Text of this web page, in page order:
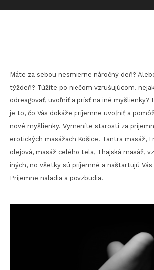
Máte za sebou nesmierne náročný deň?
týždeň? Túžite po niečom vzrušujúcom,
odreagovať, uvoľniť a prísť na iné myšlienky?
je to, čo Vás dokáže príjemne uvoľniť a
nové myšlienky. Vymeníte starosti za
erotických masážach Košice. Tantra masáž,
olejová, masáž celého tela, Thajská masáž,
iných, no všetky sú príjemné a naštartujú Vás
Príjemne naladia a povzbudia.